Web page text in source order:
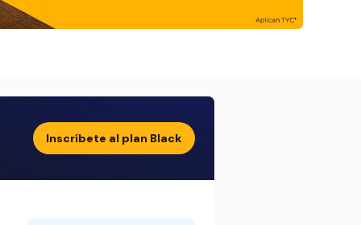
Inscríbete al plan Black